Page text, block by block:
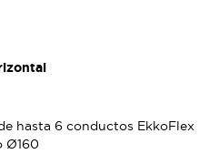
hasta 6 conductos EkkoFlex
Ø160